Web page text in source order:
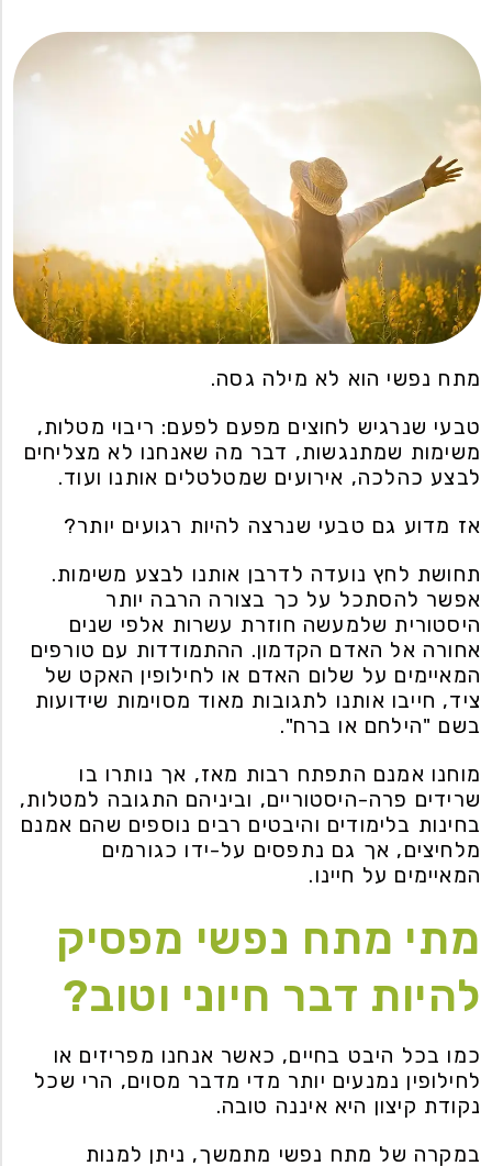
מתח נפשי הוא לא מילה גסה.
טבעי שנרגיש לחוצים מפעם לפעם: ריבוי מטלות,
משימות שמתנגשות, דבר מה שאנחנו לא מצליחים
לבצע כהלכה, אירועים שמטלטלים אותנו ועוד.
אז מדוע גם טבעי שנרצה להיות רגועים יותר?
תחושת לחץ נועדה לדרבן אותנו לבצע משימות.
אפשר להסתכל על כך בצורה הרבה יותר
היסטורית שלמעשה חוזרת עשרות אלפי שנים
אחורה אל האדם הקדמון. ההתמודדות עם טורפים
המאיימים על שלום האדם או לחילופין האקט של
ציד, חייבו אותנו לתגובות מאוד מסוימות שידועות
בשם "הילחם או ברח".
מוחנו אמנם התפתח רבות מאז, אך נותרו בו
שרידים פרה-היסטוריים, וביניהם התגובה למטלות,
בחינות בלימודים והיבטים רבים נוספים שהם אמנם
מלחיצים, אך גם נתפסים על-ידו כגורמים
המאיימים על חיינו.
מתי מתח נפשי מפסיק
להיות דבר חיוני וטוב?
כמו בכל היבט בחיים, כאשר אנחנו מפריזים או
לחילופין נמנעים יותר מדי מדבר מסוים, הרי שכל
נקודת קיצון היא איננה טובה.
במקרה של מתח נפשי מתמשך, ניתן למנות